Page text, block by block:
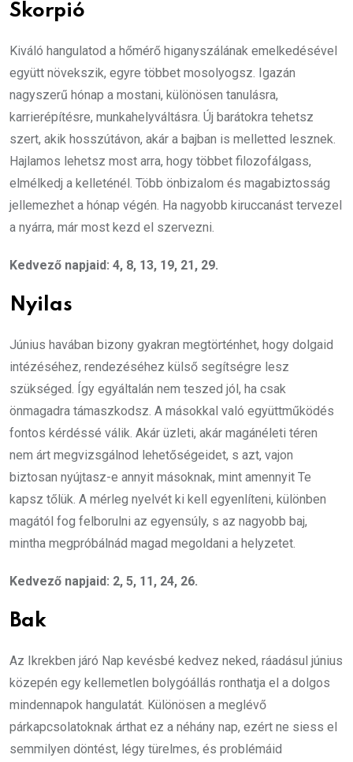
Skorpió
Kiváló hangulatod a hőmérő higanyszálának emelkedésével
együtt növekszik, egyre többet mosolyogsz. Igazán
nagyszerű hónap a mostani, különösen tanulásra,
karrierépítésre, munkahelyváltásra. Új barátokra tehetsz
szert, akik hosszútávon, akár a bajban is melletted lesznek.
Hajlamos lehetsz most arra, hogy többet filozofálgass,
elmélkedj a kelleténél. Több önbizalom és magabiztosság
jellemezhet a hónap végén. Ha nagyobb kiruccanást tervezel
a nyárra, már most kezd el szervezni.
Kedvező napjaid: 4, 8, 13, 19, 21, 29.
Nyilas
Június havában bizony gyakran megtörténhet, hogy dolgaid
intézéséhez, rendezéséhez külső segítségre lesz
szükséged. Így egyáltalán nem teszed jól, ha csak
önmagadra támaszkodsz. A másokkal való együttműködés
fontos kérdéssé válik. Akár üzleti, akár magánéleti téren
nem árt megvizsgálnod lehetőségeidet, s azt, vajon
biztosan nyújtasz-e annyit másoknak, mint amennyit Te
kapsz tőlük. A mérleg nyelvét ki kell egyenlíteni, különben
magától fog felborulni az egyensúly, s az nagyobb baj,
mintha megpróbálnád magad megoldani a helyzetet.
Kedvező napjaid: 2, 5, 11, 24, 26.
Bak
Az Ikrekben járó Nap kevésbé kedvez neked, ráadásul június
közepén egy kellemetlen bolygóállás ronthatja el a dolgos
mindennapok hangulatát. Különösen a meglévő
párkapcsolatoknak árthat ez a néhány nap, ezért ne siess el
semmilyen döntést, légy türelmes, és problémáid